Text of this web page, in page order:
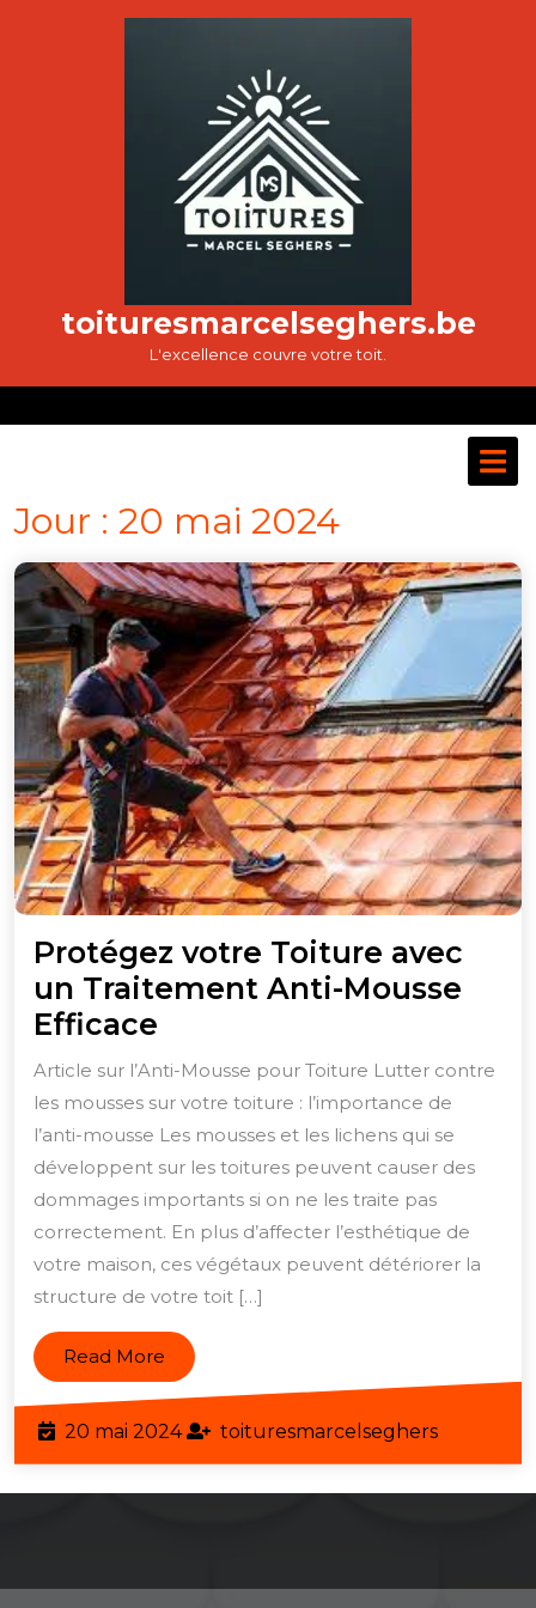
toituresmarcelseghers.be
L'excellence couvre votre toit.
Jour : 20 mai 2024
Protégez votre Toiture avec
un Traitement Anti-Mousse
Efficace
votre
Toiture
avec
un
Traitement
Anti-
Mousse
Efficace
Article sur l’Anti-Mousse pour Toiture Lutter contre
les mousses sur votre toiture : l’importance de
l’anti-mousse Les mousses et les lichens qui se
développent sur les toitures peuvent causer des
dommages importants si on ne les traite pas
correctement. En plus d’affecter l’esthétique de
votre maison, ces végétaux peuvent détériorer la
structure de votre toit […]
Read More Read
More
20 mai 202420
mai
toituresmarcelseghers